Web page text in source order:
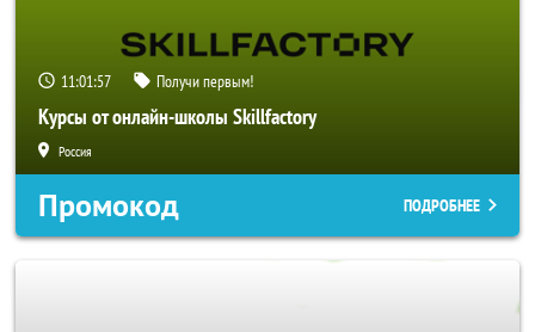
11:01:54 Получи первым!
Курсы от онлайн-школы Skillfactory
Россия
Промокод ПОДРОБНЕЕ